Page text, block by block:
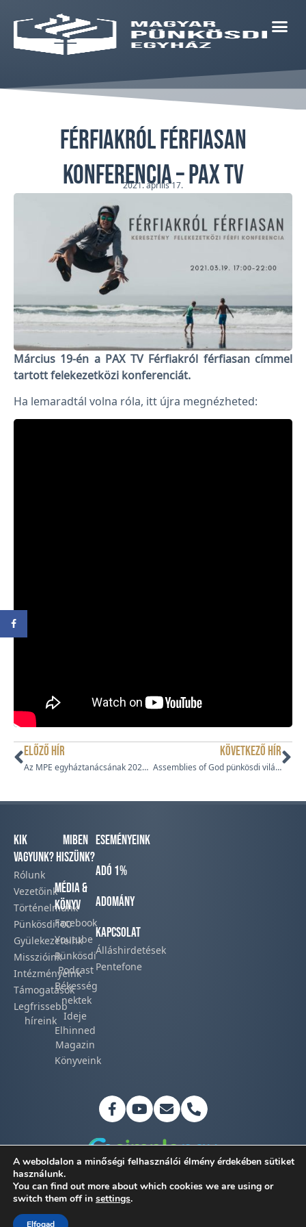
Férfiakról férfiasan
konferencia – PAX TV
2021. április 17.
Március 19-én a PAX TV Férfiakról férfiasan címmel
tartott felekezetközi konferenciát.
Ha lemaradtál volna róla, itt újra megnézheted:
ELŐZŐ HÍR
Az MPE egyháztanácsának 2021. április 15-i határozata
KÖVETKEZŐ HÍR
Assemblies of God pünkösdi világszervezet imanapja
Kik
vagyunk?
Rólunk
Vezetőink
Történelmünk​
Pünkösdi100
Gyülekezeteink​
Misszióink​
Intézményeink
Támogatások
Legfrissebb
híreink​
Miben
hiszünk?
Média &
Könyv
Facebook​
Youtube
Pünkösdi
Podcast​
Békesség
nektek
Ideje
Elhinned
Magazin
Könyveink
Eseményeink
Adó 1%
Adomány
Kapcsolat
Álláshirdetések
Pentefone
Adatkezelési tájékoztató
A weboldalon a minőségi felhasználói élmény érdekében sütiket
használunk.
You can find out more about which cookies we are using or
switch them off in settings.
Elfogad